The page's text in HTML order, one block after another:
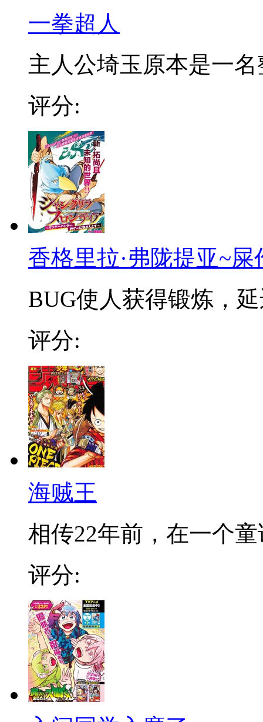
一拳超人
主人公埼玉原本是一名
评分:
香格里拉·弗陇提亚~
BUG使人获得锻炼，
评分:
海贼王
相传22年前，在一个
评分: